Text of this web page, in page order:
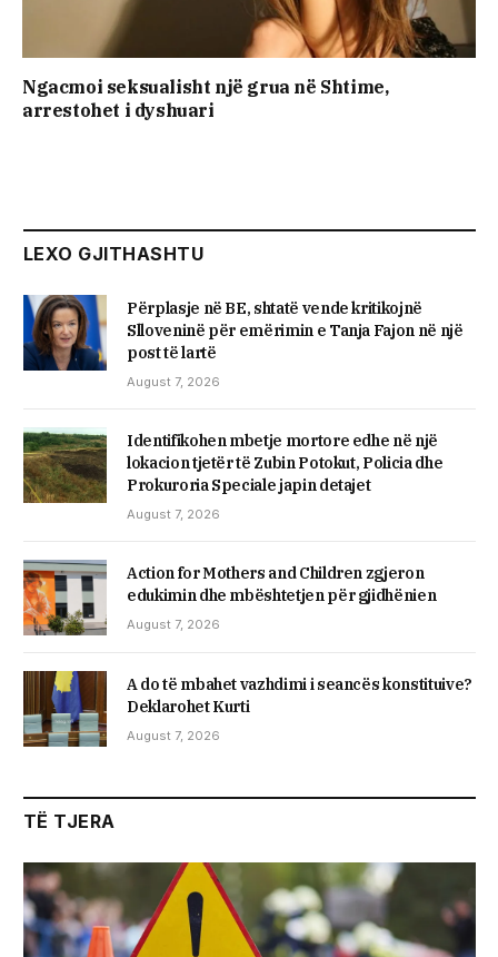
Ngacmoi seksualisht një grua në Shtime,
arrestohet i dyshuari
LEXO GJITHASHTU
Përplasje në BE, shtatë vende kritikojnë
Slloveninë për emërimin e Tanja Fajon në një
post të lartë
August 7, 2026
Identifikohen mbetje mortore edhe në një
lokacion tjetër të Zubin Potokut, Policia dhe
Prokuroria Speciale japin detajet
August 7, 2026
Action for Mothers and Children zgjeron
edukimin dhe mbështetjen për gjidhënien
August 7, 2026
A do të mbahet vazhdimi i seancës konstituive?
Deklarohet Kurti
August 7, 2026
TË TJERA